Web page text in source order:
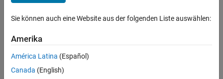
Sie können auch eine Website aus der folgenden Liste auswählen:
Amerika
América Latina (Español)
Canada (English)